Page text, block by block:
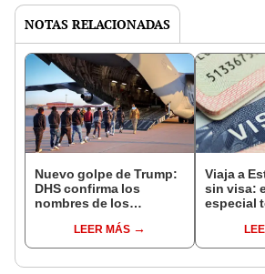
NOTAS RELACIONADAS
Nuevo golpe de Trump:
DHS confirma los
nombres de los
deportados por ICE en
EEUU
LEER MÁS
Viaja a
sin visa:
especial
legal y